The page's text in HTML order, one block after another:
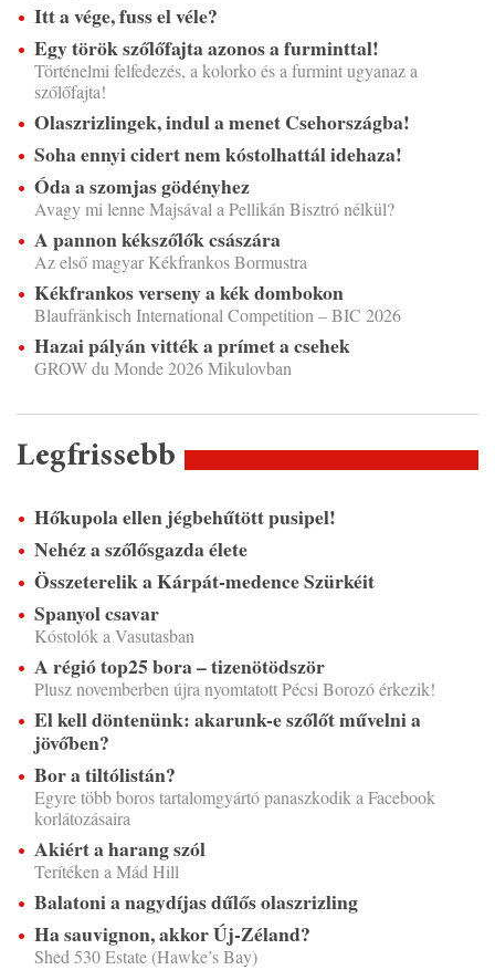
Itt a vége, fuss el véle?
Egy török szőlőfajta azonos a furminttal!
Történelmi felfedezés, a kolorko és a furmint ugyanaz a
szőlőfajta!
Olaszrizlingek, indul a menet Csehországba!
Soha ennyi cidert nem kóstolhattál idehaza!
Óda a szomjas gödényhez
Avagy mi lenne Majsával a Pellikán Bisztró nélkül?
A pannon kékszőlők császára
Az első magyar Kékfrankos Bormustra
Kékfrankos verseny a kék dombokon
Blaufränkisch International Competition – BIC 2026
Hazai pályán vitték a prímet a csehek
GROW du Monde 2026 Mikulovban
Legfrissebb
Hőkupola ellen jégbehűtött pusipel!
Nehéz a szőlősgazda élete
Összeterelik a Kárpát-medence Szürkéit
Spanyol csavar
Kóstolók a Vasutasban
A régió top25 bora – tizenötödször
Plusz novemberben újra nyomtatott Pécsi Borozó érkezik!
El kell döntenünk: akarunk-e szőlőt művelni a
jövőben?
Bor a tiltólistán?
Egyre több boros tartalomgyártó panaszkodik a Facebook
korlátozásaira
Akiért a harang szól
Terítéken a Mád Hill
Balatoni a nagydíjas dűlős olaszrizling
Ha sauvignon, akkor Új-Zéland?
Shed 530 Estate (Hawke’s Bay)